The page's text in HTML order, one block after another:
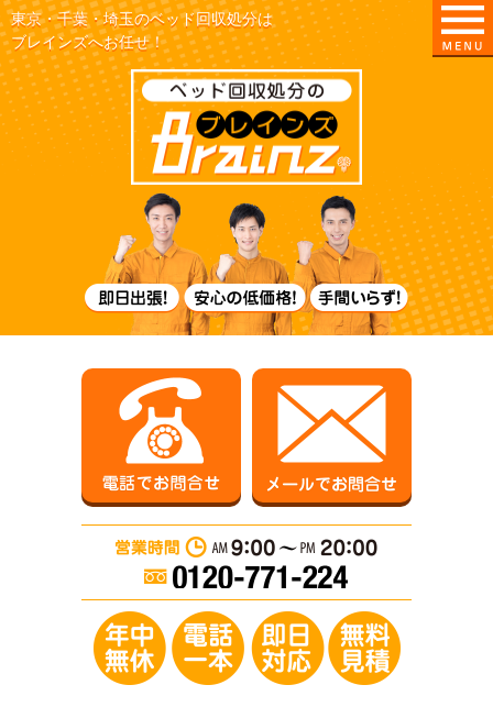
東京・千葉・埼玉のベッド回収処分は
ブレインズへお任せ！
即日出張！
電話でお問合せ